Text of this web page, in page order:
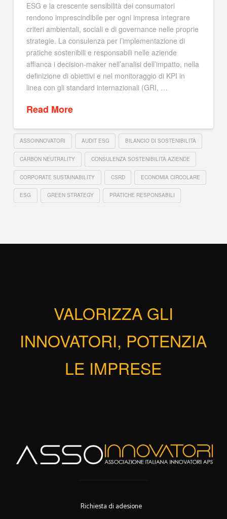
ESG e la crescente sensibilità dei consumatori
rendono imprescindibile per ogni impresa integrare
criteri ambientali, sociali e di governance nelle proprie
strategie. La consulenza per l’implementazione di
pratiche sostenibili e responsabili nelle aziende
affianca i decision-maker nell’analisi dell’impatto, nella
definizione di obiettivi e nel monitoraggio di KPI in
linea con gli standard internazionali (GRI, …
Read More
ASSOINNOVATORI AUDIT ESG BILANCIO DI SOSTENIBILITÀ
CARBON NEUTRALITY CONSULENZA SOSTENIBILITÀ AZIENDE
CORPORATE SUSTAINABILITY CSRD ECONOMIA CIRCOLARE
ESG GREEN STRATEGY PRATICHE RESPONSABILI
VALORIZZA GLI
INNOVATORI, POTENZIA
LE IMPRESE
Richiesta di adesione